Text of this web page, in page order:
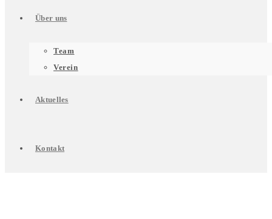
Über uns
Team
Verein
Aktuelles
Kontakt